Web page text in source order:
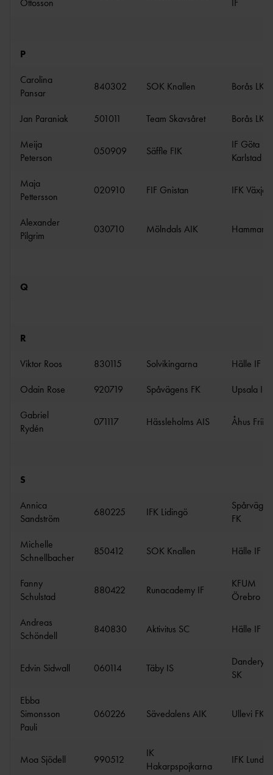
P
Carolina
Pansar
840302 SOK Knallen Borås LK
Jan Paraniak 501011 Team Skavsåret
Borås LK
Meija
Peterson
050909 Säffle FIK
IF Göta
Karlstad
Maja
Pettersson
020910 FIF Gnistan IFK Växjö
Alexander
Pilgrim
030710 Mölndals AIK
Q
R
Viktor Roos
830115 Solvikingarna
Hälle IF
Odain Rose
920719 Spåvägens FK
Upsala IF
Gabriel
Rydén
071117 Hässleholms AIS Åhus
S
Annica
Sandström
680225 IFK Lidingö
FK
Michelle
Schnellbacher
850412 SOK Knallen Hälle IF
Fanny
Schulstad
880422 Runacademy IF
KFUM
Örebro
Andreas
Schöndell
840830 Aktivitus SC Hälle IF
Edvin Sidwall 060114 Täby IS
Danderyds
SK
Ebba
Simonsson
Pauli
060226 Sävedalens AIK Ullevi FK
Moa Sjödell 990512
IK
Hakarpspojkarna
IFK Lund